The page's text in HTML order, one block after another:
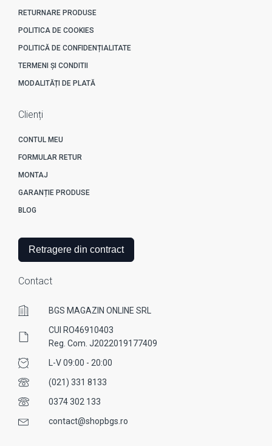
RETURNARE PRODUSE
POLITICA DE COOKIES
POLITICĂ DE CONFIDENȚIALITATE
TERMENI ȘI CONDITII
MODALITĂȚI DE PLATĂ
Clienți
CONTUL MEU
FORMULAR RETUR
MONTAJ
GARANȚIE PRODUSE
BLOG
Retragere din contract
Contact
BGS MAGAZIN ONLINE SRL
CUI RO46910403
Reg. Com. J2022019177409
L-V 09:00 - 20:00
(021) 331 8133
0374 302 133
contact@shopbgs.ro